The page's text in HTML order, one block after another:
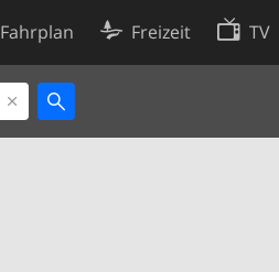
Fahrplan Freizeit TV
Cookie-Richtlinie
Cookie-Einstellungen